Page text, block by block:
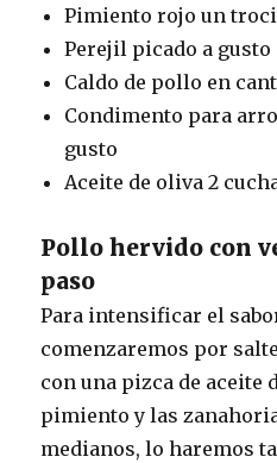
Pimiento rojo un
Perejil picado a gusto
Caldo de pollo en
Condimento para
gusto
Aceite de oliva 2
Pollo hervido con
paso
Para intensificar el
comenzaremos por
con una pizca de aceite
pimiento y las
medianos, lo haremos